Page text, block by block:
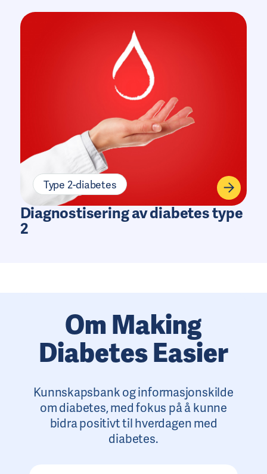
Type 2-diabetes
Diagnostisering av diabetes type
2
Om Making
Diabetes Easier
Kunnskapsbank og informasjonskilde
om diabetes, med fokus på å kunne
bidra positivt til hverdagen med
diabetes.